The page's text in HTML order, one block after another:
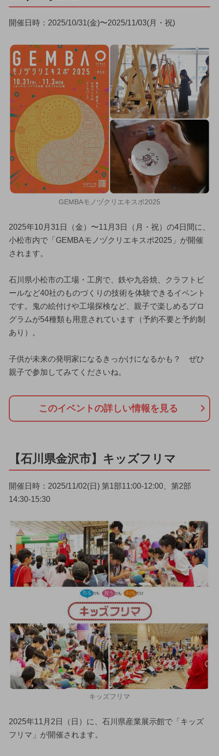
開催日時：2025/10/31(金)〜2025/11/03(月・祝)
GEMBAモノヅクリエキスポ2025
2025年10月31日（金）〜11月3日（月・祝）の4日間に、
小松市内で「GEMBAモノヅクリエキスポ2025」が開催
されます。
石川県小松市の工場・工房で、鉄や九谷焼、クラフトビ
ールなど40社のものづくりの技術を体験できるイベント
です。鬼の絵付けや工場探検など、親子で楽しめるプロ
グラムが54種類も用意されています（予約不要と予約制
あり）。
子供が未来の発明家になるきっかけになるかも？ ぜひ
親子で参加してみてくださいね。
このイベントの詳しい情報を見る
【石川県金沢市】キッズフリマ
開催日時：2025/11/02(日) 第1部11:00-12:00、第2部
14:30-15:30
キッズフリマ
2025年11月2日（日）に、石川県産業展示館で「キッズ
フリマ」が開催されます。